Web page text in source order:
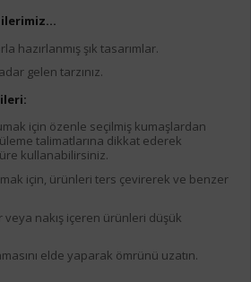
hazırlanmış şık tasarımlar.
gelen tarzınız.
için özenle seçilmiş kumaşlardan
talimatlarına dikkat ederek
kullanabilirsiniz.
için, ürünleri ters çevirerek ve benzer
veya nakış içeren ürünleri düşük
elde yaparak ömrünü uzatın.